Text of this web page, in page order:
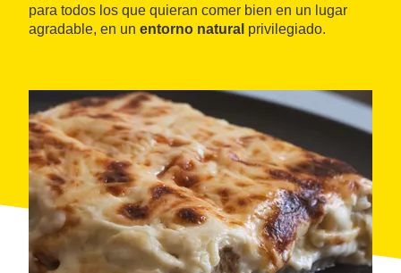
para todos los que quieran comer bien en un lugar
agradable, en un entorno natural privilegiado.